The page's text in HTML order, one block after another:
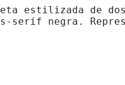
estilizada de dos
serif negra.